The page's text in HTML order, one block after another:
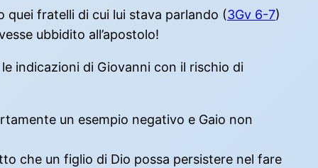
quei fratelli di cui lui stava parlando (3Gv 6-7)
ubbidito all’apostolo!
indicazioni di Giovanni con il rischio di
un esempio negativo e Gaio non
che un figlio di Dio possa persistere nel fare